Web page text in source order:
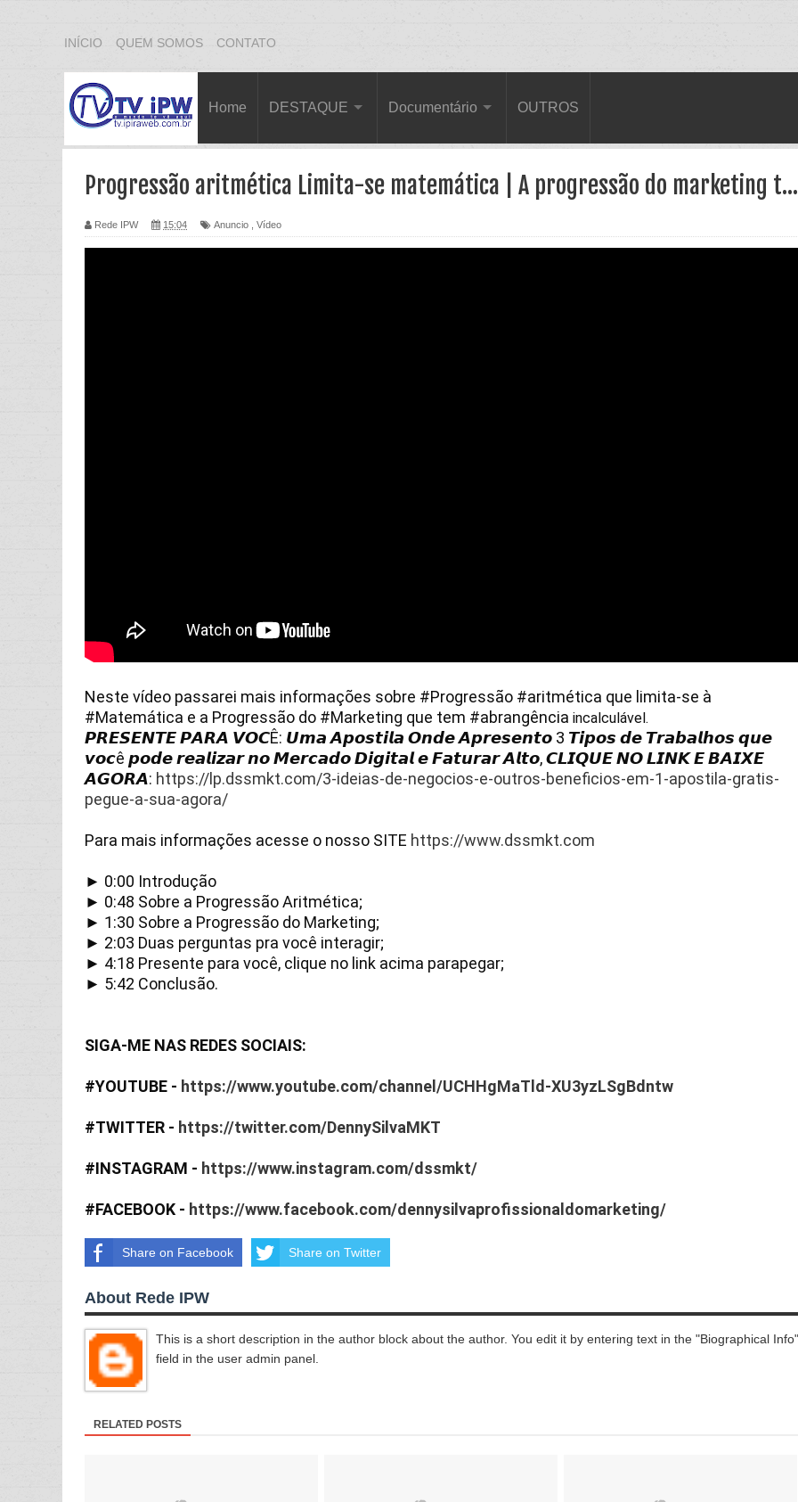
INÍCIO QUEM SOMOS CONTATO
Home DESTAQUE Documentário OUTROS
Progressão aritmética Limita-se matemática | A progressão do marketing t...
Rede IPW 15:04 Anuncio Vídeo
Neste vídeo passarei mais informações sobre #Progressão #aritmética
#Matemática e a Progressão do #Marketing que tem #abrangência
𝙋𝙍𝙀𝙎𝙀𝙉𝙏𝙀 𝙋𝘼𝙍𝘼 𝙑𝙊𝘾Ê: 𝙐𝙢𝙖 𝘼𝙥𝙤𝙨𝙩𝙞𝙡𝙖 𝙊𝙣𝙙𝙚 𝘼𝙥𝙧𝙚𝙨𝙚𝙣𝙩𝙤 3 𝙏𝙞𝙥𝙤𝙨 𝙙𝙚 𝙏𝙧𝙖𝙗𝙖𝙡𝙝𝙤𝙨 𝙦𝙪𝙚
𝙫𝙤𝙘ê 𝙥𝙤𝙙𝙚 𝙧𝙚𝙖𝙡𝙞𝙯𝙖𝙧 𝙣𝙤 𝙈𝙚𝙧𝙘𝙖𝙙𝙤 𝘿𝙞𝙜𝙞𝙩𝙖𝙡 𝙚 𝙁𝙖𝙩𝙪𝙧𝙖𝙧 𝘼𝙡𝙩𝙤, 𝘾𝙇𝙄𝙌𝙐𝙀 𝙉𝙊 𝙇𝙄𝙉𝙆 𝙀 𝘽𝘼𝙄𝙓𝙀
𝘼𝙂𝙊𝙍𝘼: https://lp.dssmkt.com/3-ideias-de-negocios-e-outros-beneficios-em-1-apostila-gratis-
pegue-a-sua-agora/
Para mais informações acesse o nosso SITE https://www.dssmkt.com
► 0:00 Introdução
► 0:48 Sobre a Progressão Aritmética;
► 1:30 Sobre a Progressão do Marketing;
► 2:03 Duas perguntas pra você interagir;
► 4:18 Presente para você, clique no link acima parapegar;
► 5:42 Conclusão.
SIGA-ME NAS REDES SOCIAIS:
#YOUTUBE - https://www.youtube.com/channel/UCHHgMaTld-XU3yzLSgBdntw
#TWITTER - https://twitter.com/DennySilvaMKT
#INSTAGRAM - https://www.instagram.com/dssmkt/
#FACEBOOK - https://www.facebook.com/dennysilvaprofissionaldomarketing/
Share on Facebook Share on Twitter
About Rede IPW
This is a short description in the author block about the author. You edit it by entering text in the "Biographical Info"
field in the user admin panel.
RELATED POSTS